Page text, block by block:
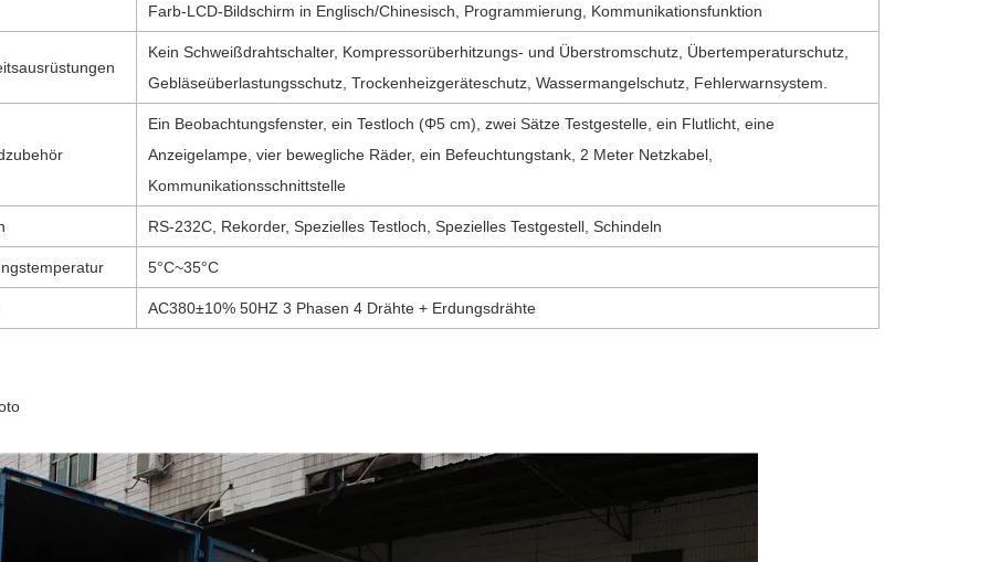
Farb-LCD-Bildschirm in Englisch/Chinesisch, Programmierung, Kommunikationsfunktion
Kein Schweißdrahtschalter, Kompressorüberhitzungs- und Überstromschutz, Übertemperaturschutz,
Gebläseüberlastungsschutz, Trockenheizgeräteschutz, Wassermangelschutz, Fehlerwarnsystem.
Ein Beobachtungsfenster, ein Testloch (Φ5 cm), zwei Sätze Testgestelle, ein Flutlicht, eine
Anzeigelampe, vier bewegliche Räder, ein Befeuchtungstank, 2 Meter Netzkabel,
Kommunikationsschnittstelle
RS-232C, Rekorder, Spezielles Testloch, Spezielles Testgestell, Schindeln
5°C~35°C
AC380±10% 50HZ 3 Phasen 4 Drähte + Erdungsdrähte